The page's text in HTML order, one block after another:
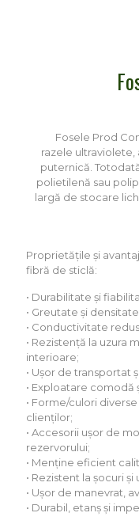
Fosele Prod
razele ultraviolete,
puternică.
polietilenă sau
largă de stocare
Proprietățile și
fibră de sticlă:
• Durabilitate și
• Greutate și
• Conductivitate
• Rezistență la uzura
interioare;
• Ușor de transportat
• Exploatare comodă
• Forme/culori
clienților;
• Accesorii ușor de
rezervorului;
• Menține eficient
• Rezistent la șocuri și
• Ușor de manevrat,
• Durabil, etanș și